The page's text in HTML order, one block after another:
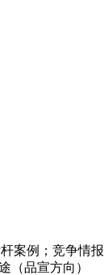
案例；竞争情
（品宣方向）